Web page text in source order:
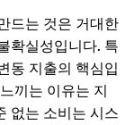
드는 것은 거대한
확실성입니다. 특
동 지출의 핵심입
끼는 이유는 지
없는 소비는 시스